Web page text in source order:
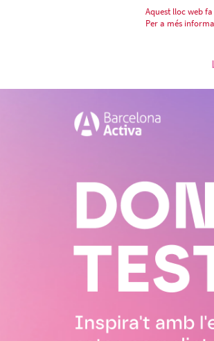
Aquest lloc web
Per a més